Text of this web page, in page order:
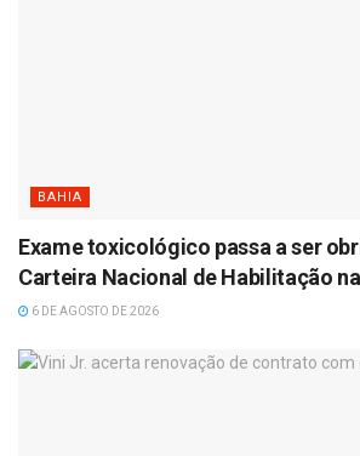
BAHIA
Exame toxicológico passa a ser
Carteira Nacional de Habilitação
6 DE AGOSTO DE 2026